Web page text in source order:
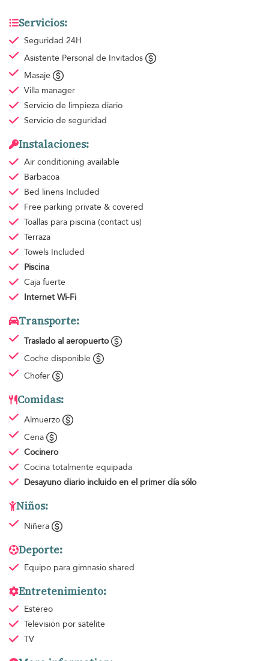
Servicios:
Seguridad 24H
Asistente Personal de Invitados
Masaje
Villa manager
Servicio de limpieza diario
Servicio de seguridad
Instalaciones:
Air conditioning available
Barbacoa
Bed linens Included
Free parking private & covered
Toallas para piscina (contact us)
Terraza
Towels Included
Piscina
Caja fuerte
Internet Wi-Fi
Transporte:
Traslado al aeropuerto
Coche disponible
Chofer
Comidas:
Almuerzo
Cena
Cocinero
Cocina totalmente equipada
Desayuno diario incluido en el primer día sólo
Niños:
Niñera
Deporte:
Equipo para gimnasio shared
Entretenimiento:
Estéreo
Televisión por satélite
TV